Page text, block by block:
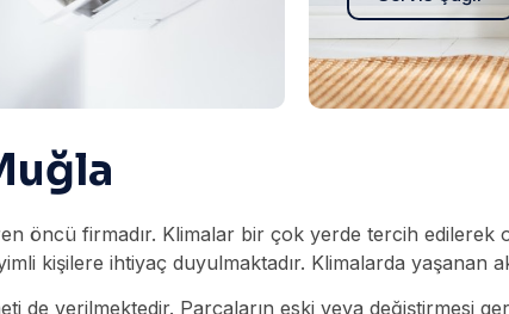
öncü firmadır. Klimalar bir çok yerde tercih edilerek
kişilere ihtiyaç duyulmaktadır. Klimalarda yaşanan
de verilmektedir. Parçaların eski veya değiştirmesi